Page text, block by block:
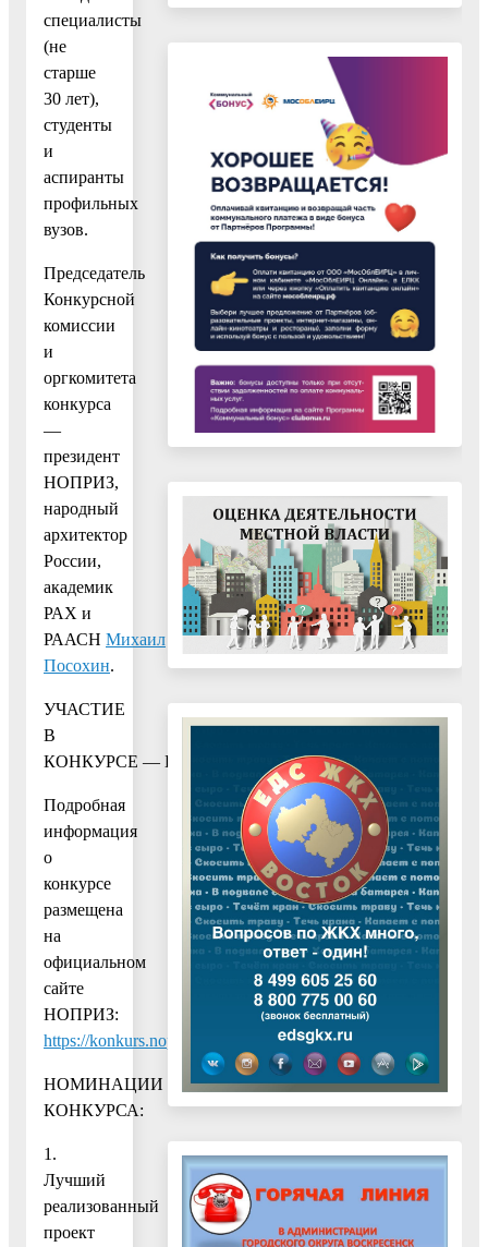
специалисты
(не
старше
30 лет),
студенты
и
аспиранты
профильных
вузов.
Председатель
Конкурсной
комиссии
и
оргкомитета
конкурса
—
президент
НОПРИЗ,
народный
архитектор
России,
академик
РАХ и
РААСН Михаил
Посохин.
УЧАСТИЕ
В
КОНКУРСЕ — БЕСПЛАТНОЕ
Подробная
информация
о
конкурсе
размещена
на
официальном
сайте
НОПРИЗ:
https://konkurs.nopriz.ru/MainPage/
НОМИНАЦИИ
КОНКУРСА:
1.
Лучший
реализованный
проект